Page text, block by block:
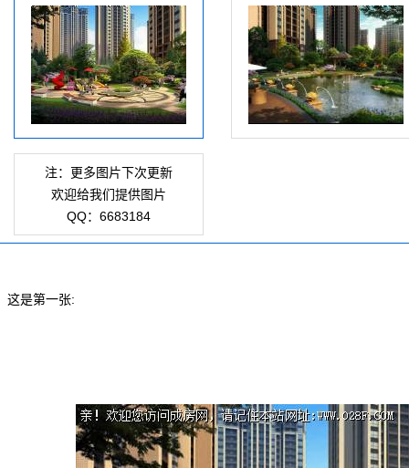
注：更多图片下次更新
欢迎给我们提供图片
QQ：6683184
这是第一张: